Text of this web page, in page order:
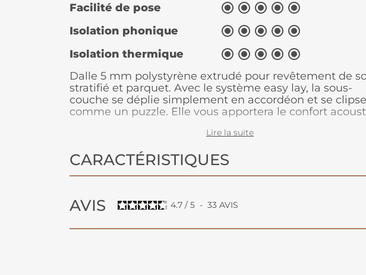
Facilité de pose     
Isolation phonique     
Isolation thermique     
Dalle 5 mm polystyrène extrudé pour revêtement de
stratifié et parquet. Avec le système easy lay, la sous-
couche se déplie simplement en accordéon et se clipse
comme un puzzle. Elle vous apportera le confort
Lire la suite
CARACTÉRISTIQUES
AVIS 4.7 / 5 - 33 AVIS